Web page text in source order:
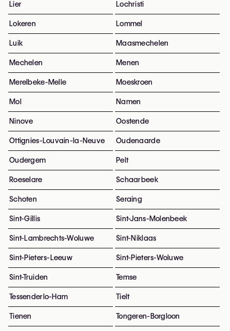
Lier Lochristi
Lokeren Lommel
Luik Maasmechelen
Mechelen Menen
Merelbeke-Melle Moeskroen
Mol Namen
Ninove Oostende
Ottignies-Louvain-la-Neuve Oudenaarde
Oudergem Pelt
Roeselare Schaarbeek
Schoten Seraing
Sint-Gillis Sint-Jans-Molenbeek
Sint-Lambrechts-Woluwe Sint-Niklaas
Sint-Pieters-Leeuw Sint-Pieters-Woluwe
Sint-Truiden Temse
Tessenderlo-Ham Tielt
Tienen Tongeren-Borgloon